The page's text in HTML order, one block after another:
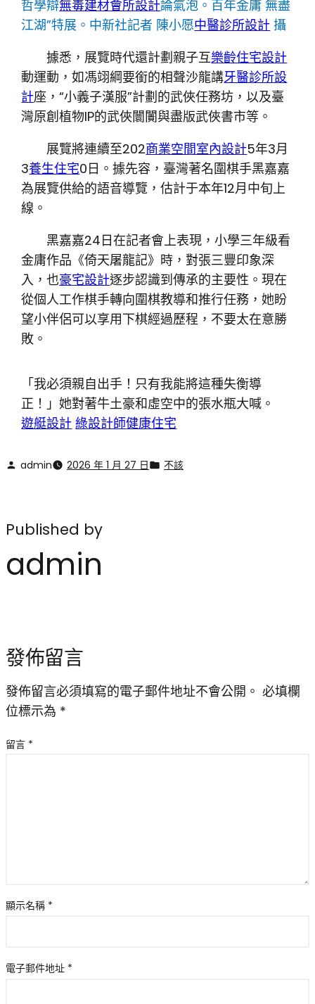
哲學辯無毒建材會所設計論氣泡。百年金庸 無盡
江湖”特展。中新社記者 陳小愿中醫診所設計 攝
據悉，展覽時代還計劃親子互樂齡住宅設計
動運動，如馮翊綱要銜的相聲沙龍講牙醫診所設
計座，“小義子漢服”計劃的武俠任務坊，以及臺
灣原創植物IP的武俠闤闠與盡版武俠書市等。
展覽將連續至202商業空間室內設計5年3月
3養生住宅0日。據先容，臺灣著名圍棋手黑嘉嘉
為展覽供給的語音導覽，估計于本年12月中旬上
線。
黑嘉嘉24日在記者會上表現，小學三年級看
金庸作品《倚天屠龍記》時，對張三豐印象深
入，也豪宅設計逐步認識到傳承的主要性。現在
從個人工作棋手轉向圍棋教導和推行任務，她盼
望小伴侶可以享用下棋經過歷程，不要太在意勝
敗。
「我必須親自出手！只有我能將這種失衡導
正！」她對著牛土豪和虛空中的張水瓶大喊。
遊艇設計 綠設計師健康住宅
admin 2026 年 1 月 27 日 不該
Published by
admin
發佈留言
發佈留言必須填寫的電子郵件地址不會公開。 必填欄
位標示為 *
留言 *
顯示名稱 *
電子郵件地址 *